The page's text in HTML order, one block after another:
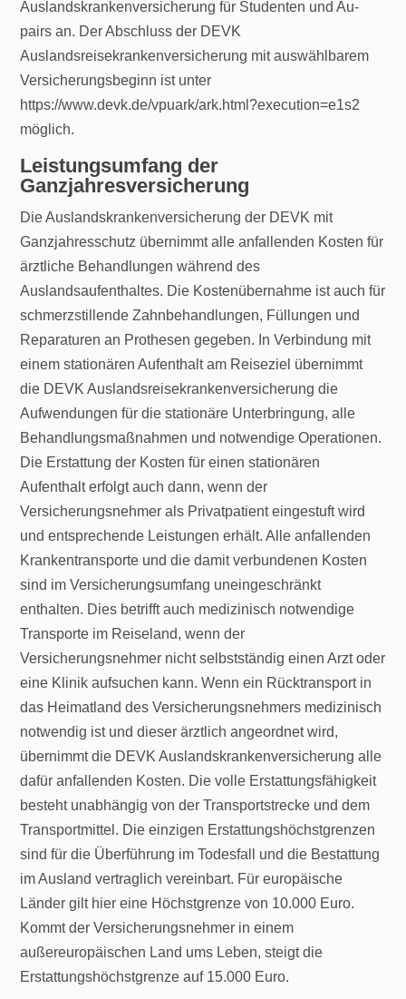
Auslandskrankenversicherung für Studenten und Au-
pairs an. Der Abschluss der DEVK
Auslandsreisekrankenversicherung mit auswählbarem
Versicherungsbeginn ist unter
https://www.devk.de/vpuark/ark.html?execution=e1s2
möglich.
Leistungsumfang der
Ganzjahresversicherung
Die Auslandskrankenversicherung der DEVK mit
Ganzjahresschutz übernimmt alle anfallenden Kosten für
ärztliche Behandlungen während des
Auslandsaufenthaltes. Die Kostenübernahme ist auch für
schmerzstillende Zahnbehandlungen, Füllungen und
Reparaturen an Prothesen gegeben. In Verbindung mit
einem stationären Aufenthalt am Reiseziel übernimmt
die DEVK Auslandsreisekrankenversicherung die
Aufwendungen für die stationäre Unterbringung, alle
Behandlungsmaßnahmen und notwendige Operationen.
Die Erstattung der Kosten für einen stationären
Aufenthalt erfolgt auch dann, wenn der
Versicherungsnehmer als Privatpatient eingestuft wird
und entsprechende Leistungen erhält. Alle anfallenden
Krankentransporte und die damit verbundenen Kosten
sind im Versicherungsumfang uneingeschränkt
enthalten. Dies betrifft auch medizinisch notwendige
Transporte im Reiseland, wenn der
Versicherungsnehmer nicht selbstständig einen Arzt oder
eine Klinik aufsuchen kann. Wenn ein Rücktransport in
das Heimatland des Versicherungsnehmers medizinisch
notwendig ist und dieser ärztlich angeordnet wird,
übernimmt die DEVK Auslandskrankenversicherung alle
dafür anfallenden Kosten. Die volle Erstattungsfähigkeit
besteht unabhängig von der Transportstrecke und dem
Transportmittel. Die einzigen Erstattungshöchstgrenzen
sind für die Überführung im Todesfall und die Bestattung
im Ausland vertraglich vereinbart. Für europäische
Länder gilt hier eine Höchstgrenze von 10.000 Euro.
Kommt der Versicherungsnehmer in einem
außereuropäischen Land ums Leben, steigt die
Erstattungshöchstgrenze auf 15.000 Euro.